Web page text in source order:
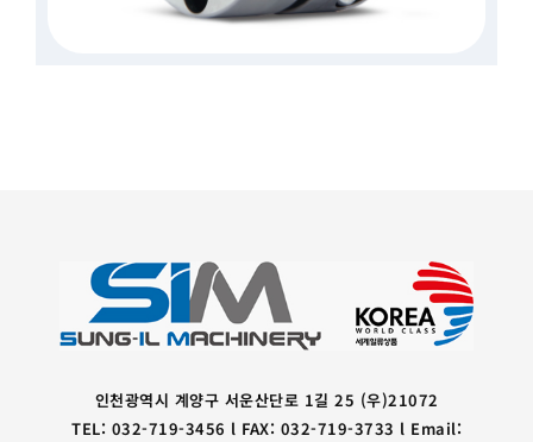
인천광역시 계양구 서운산단로 1길 25 (우)21072
TEL: 032-719-3456 l FAX: 032-719-3733 l Email: